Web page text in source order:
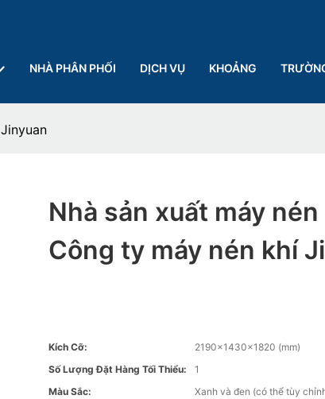
NHÀ PHÂN PHỐI DỊCH VỤ KHOẢNG
Nhà sản xuất máy
Công ty máy nén khí
Kích Cỡ:
2190x1430x1820 (mm)
Số Lượng Đặt Hàng Tối Thiểu:
1
Màu Sắc:
Xanh và đen (có thể tùy